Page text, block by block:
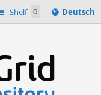
Shelf 0
Sprache
ï¿½ndern
Deutsch